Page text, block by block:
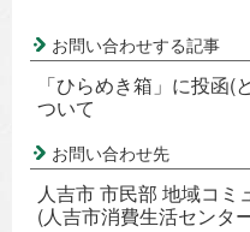
お問い合わせする記事
「ひらめき箱」に投函
ついて
お問い合わせ先
人吉市 市民部 地域コ
(人吉市消費生活センタ